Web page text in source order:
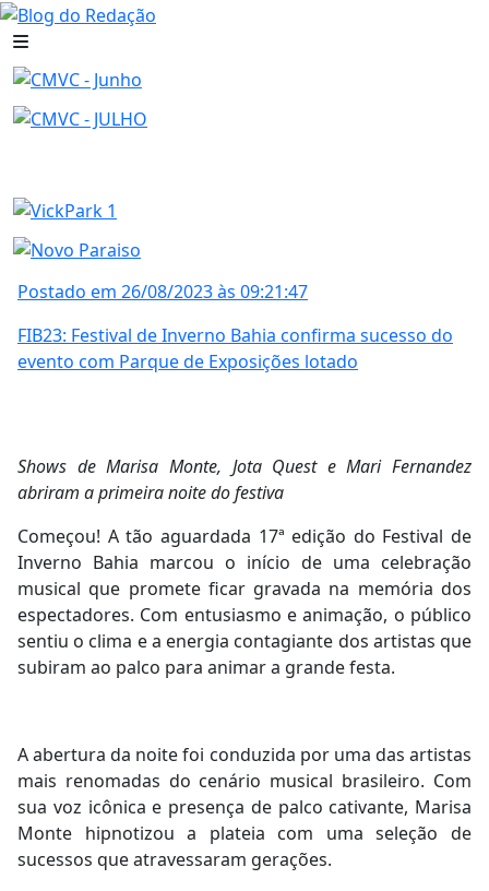
Postado em 26/08/2023 às 09:21:47
FIB23: Festival de Inverno Bahia confirma sucesso do
evento com Parque de Exposições lotado
Shows de Marisa Monte, Jota Quest e Mari Fernandez
abriram a primeira noite do festiva
Começou! A tão aguardada 17ª edição do Festival de
Inverno Bahia marcou o início de uma celebração
musical que promete ficar gravada na memória dos
espectadores. Com entusiasmo e animação, o público
sentiu o clima e a energia contagiante dos artistas que
subiram ao palco para animar a grande festa.
A abertura da noite foi conduzida por uma das artistas
mais renomadas do cenário musical brasileiro. Com
sua voz icônica e presença de palco cativante, Marisa
Monte hipnotizou a plateia com uma seleção de
sucessos que atravessaram gerações.